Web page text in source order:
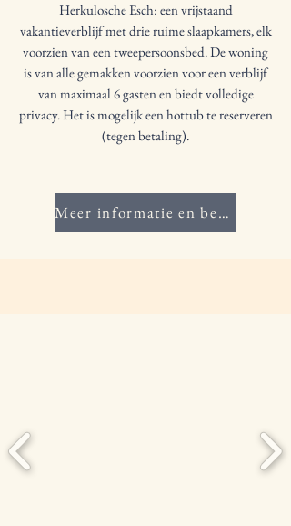
Herkulosche Esch: een vrijstaand
vakantieverblijf met drie ruime slaapkamers, elk
voorzien van een tweepersoonsbed. De woning
is van alle gemakken voorzien voor een verblijf
van maximaal 6 gasten en biedt volledige
privacy. Het is mogelijk een hottub te reserveren
(tegen betaling).
Meer informatie en beschikbaarheid